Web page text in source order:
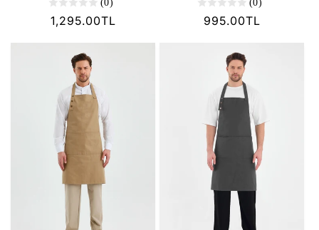
(0)
Normal
1,295.00TL
(0)
Normal
995.00TL